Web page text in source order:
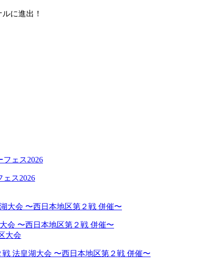
に進出！
ェス2026
会 〜西日本地区第２戦 併催〜
大会